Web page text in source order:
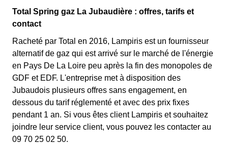
Total Spring gaz La Jubaudière : offres, tarifs et
contact
Racheté par Total en 2016, Lampiris est un fournisseur
alternatif de gaz qui est arrivé sur le marché de l'énergie
en Pays De La Loire peu après la fin des monopoles de
GDF et EDF. L'entreprise met à disposition des
Jubaudois plusieurs offres sans engagement, en
dessous du tarif réglementé et avec des prix fixes
pendant 1 an. Si vous êtes client Lampiris et souhaitez
joindre leur service client, vous pouvez les contacter au
09 70 25 02 50.